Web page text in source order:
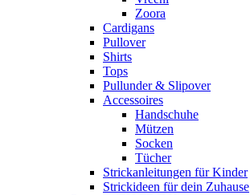
Zoora
Cardigans
Pullover
Shirts
Tops
Pullunder & Slipover
Accessoires
Handschuhe
Mützen
Socken
Tücher
Strickanleitungen für Kinder
Strickideen für dein Zuhause